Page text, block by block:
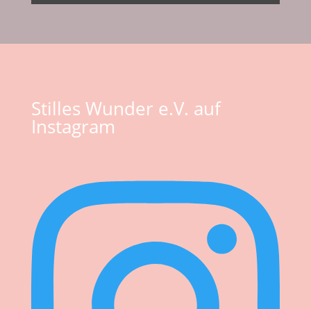
Stilles Wunder e.V. auf
Instagram